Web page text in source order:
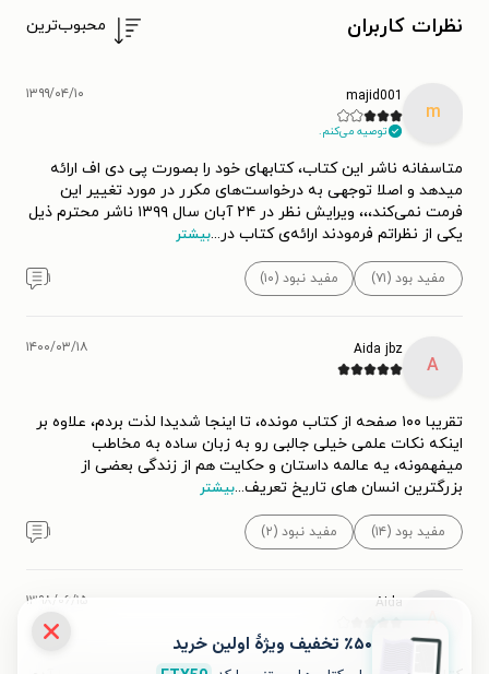
نظرات کاربران محبوب‌ترین
m
majid001
توصیه می‌کنم.
۱۳۹۹/۰۴/۱۰
متاسفانه ناشر این کتاب، کتابهای خود را بصورت پی دی اف ارائه
میدهد و اصلا توجهی به درخواست‌های مکرر در مورد تغییر این
فرمت نمی‌کند،،، ویرایش نظر در ۲۴ آبان سال ۱۳۹۹ ناشر محترم ذیل
یکی از نظراتم فرمودند ارائه‌ی کتاب در...بیشتر
مفید بود (۷۱) مفید نبود (۱۰) ۱
A
Aida jbz ۱۴۰۰/۰۳/۱۸
تقریبا ۱۰۰ صفحه از کتاب مونده، تا اینجا شدیدا لذت بردم، علاوه بر
اینکه نکات علمی خیلی جالبی رو به زبان ساده به مخاطب
میفهمونه، یه عالمه داستان و حکایت هم از زندگی بعضی از
بزرگترین انسان های تاریخ تعریف...بیشتر
مفید بود (۱۴) مفید نبود (۲) ۱
Aida ۱۳۹۸/۰۶/۱۵
٪۵۰ تخفیف ویژۀ اولین خرید